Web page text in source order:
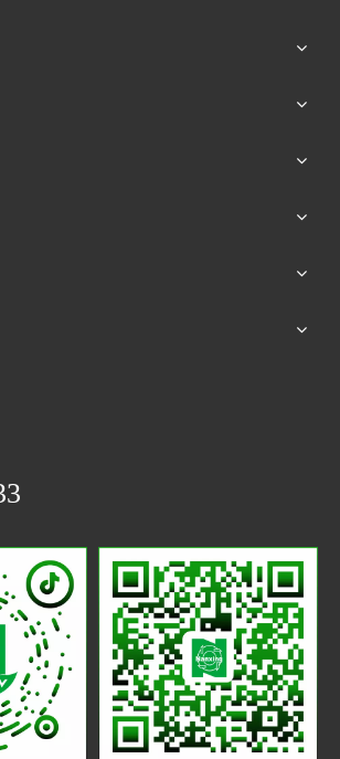
微信
公众号